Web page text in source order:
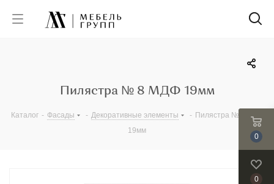
Пилястра № 8 МДФ 19мм
Каталог - Фасады - Декоративные элементы - Пилястра № 8 МДФ
19мм
0
0